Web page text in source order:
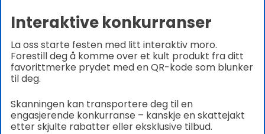
Interaktive konkurranser
La oss starte festen med litt interaktiv moro.
Forestill deg å komme over et kult produkt fra ditt
favorittmerke prydet med en QR-kode som blunker
til deg.
Skanningen kan transportere deg til en
engasjerende konkurranse – kanskje en skattejakt
etter skjulte rabatter eller eksklusive tilbud.